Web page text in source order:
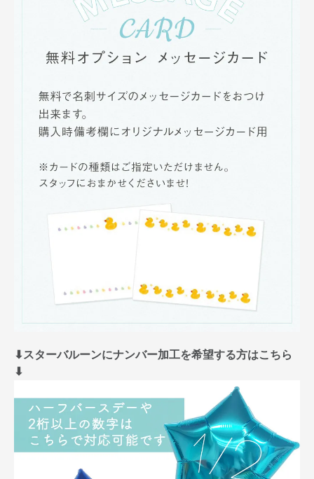
⬇︎スターバルーンにナンバー加工を希望する方はこちら
⬇︎